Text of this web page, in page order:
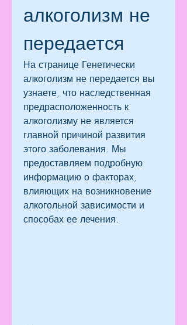
алкоголизм не
передается
На странице Генетически
алкоголизм не передается вы
узнаете, что наследственная
предрасположенность к
алкоголизму не является
главной причиной развития
этого заболевания. Мы
предоставляем подробную
информацию о факторах,
влияющих на возникновение
алкогольной зависимости и
способах ее лечения.